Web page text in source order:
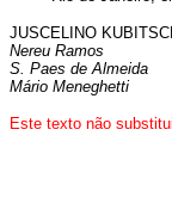
JUSCELINO
Nereu Ramos
S. Paes de Almeida
Mário Meneghetti
Este texto não